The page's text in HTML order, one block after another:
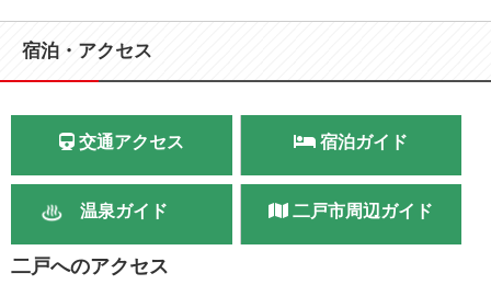
宿泊・アクセス
交通アクセス 宿泊ガイド
温泉ガイド 二戸市周辺ガイド
二戸へのアクセス